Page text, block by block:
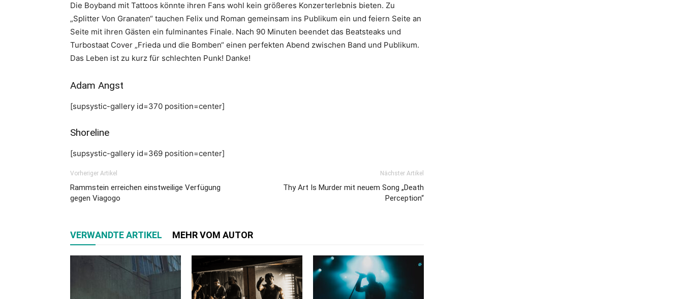
Die Boyband mit Tattoos könnte ihren Fans wohl kein größeres Konzerterlebnis bieten. Zu
„Splitter Von Granaten“ tauchen Felix und Roman gemeinsam ins Publikum ein und feiern Seite an
Seite mit ihren Gästen ein fulminantes Finale. Nach 90 Minuten beendet das Beatsteaks und
Turbostaat Cover „Frieda und die Bomben“ einen perfekten Abend zwischen Band und Publikum.
Das Leben ist zu kurz für schlechten Punk! Danke!
Adam Angst
[supsystic-gallery id=370 position=center]
Shoreline
[supsystic-gallery id=369 position=center]
Vorheriger Artikel
Rammstein erreichen einstweilige Verfügung
gegen Viagogo
Nächster Artikel
Thy Art Is Murder mit neuem Song „Death
Perception“
VERWANDTE ARTIKEL MEHR VOM AUTOR